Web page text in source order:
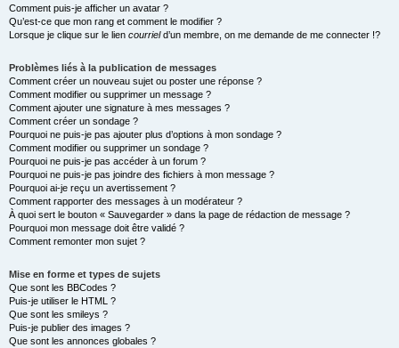
Comment puis-je afficher un avatar ?
Qu’est-ce que mon rang et comment le modifier ?
Lorsque je clique sur le lien courrield’un membre, on me demande de me connecter !?
Problèmes liés à la publication de messages
Comment créer un nouveau sujet ou poster une réponse ?
Comment modifier ou supprimer un message ?
Comment ajouter une signature à mes messages ?
Comment créer un sondage ?
Pourquoi ne puis-je pas ajouter plus d’options à mon sondage ?
Comment modifier ou supprimer un sondage ?
Pourquoi ne puis-je pas accéder à un forum ?
Pourquoi ne puis-je pas joindre des fichiers à mon message ?
Pourquoi ai-je reçu un avertissement ?
Comment rapporter des messages à un modérateur ?
À quoi sert le bouton « Sauvegarder » dans la page de rédaction de message ?
Pourquoi mon message doit être validé ?
Comment remonter mon sujet ?
Mise en forme et types de sujets
Que sont les BBCodes ?
Puis-je utiliser le HTML ?
Que sont les smileys ?
Puis-je publier des images ?
Que sont les annonces globales ?